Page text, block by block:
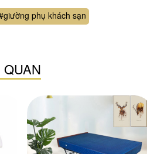
phụ khách sạn